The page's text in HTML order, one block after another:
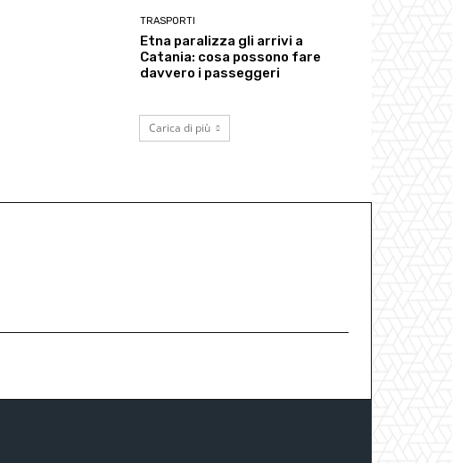
TRASPORTI
Etna paralizza gli arrivi a
Catania: cosa possono fare
davvero i passeggeri
Carica di più